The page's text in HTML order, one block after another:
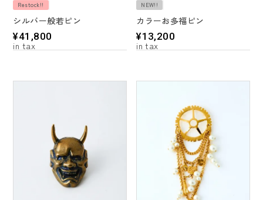
Restock!!
シルバー般若ピン
¥41,800
NEW!!
カラーお多福ピン
¥13,200